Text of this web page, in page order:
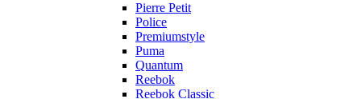
Pierre Petit
Police
Premiumstyle
Puma
Quantum
Reebok
Reebok Classic